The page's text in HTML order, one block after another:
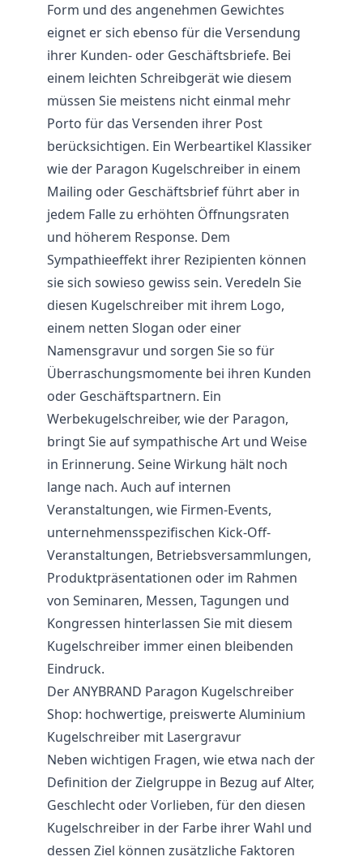
Form und des angenehmen Gewichtes
eignet er sich ebenso für die Versendung
ihrer Kunden- oder Geschäftsbriefe. Bei
einem leichten Schreibgerät wie diesem
müssen Sie meistens nicht einmal mehr
Porto für das Versenden ihrer Post
berücksichtigen. Ein Werbeartikel Klassiker
wie der Paragon Kugelschreiber in einem
Mailing oder Geschäftsbrief führt aber in
jedem Falle zu erhöhten Öffnungsraten
und höherem Response. Dem
Sympathieeffekt ihrer Rezipienten können
sie sich sowieso gewiss sein. Veredeln Sie
diesen Kugelschreiber mit ihrem Logo,
einem netten Slogan oder einer
Namensgravur und sorgen Sie so für
Überraschungsmomente bei ihren Kunden
oder Geschäftspartnern. Ein
Werbekugelschreiber, wie der Paragon,
bringt Sie auf sympathische Art und Weise
in Erinnerung. Seine Wirkung hält noch
lange nach. Auch auf internen
Veranstaltungen, wie Firmen-Events,
unternehmensspezifischen Kick-Off-
Veranstaltungen, Betriebsversammlungen,
Produktpräsentationen oder im Rahmen
von Seminaren, Messen, Tagungen und
Kongressen hinterlassen Sie mit diesem
Kugelschreiber immer einen bleibenden
Eindruck.
Der ANYBRAND Paragon Kugelschreiber
Shop: hochwertige, preiswerte Aluminium
Kugelschreiber mit Lasergravur
Neben wichtigen Fragen, wie etwa nach der
Definition der Zielgruppe in Bezug auf Alter,
Geschlecht oder Vorlieben, für den diesen
Kugelschreiber in der Farbe ihrer Wahl und
dessen Ziel können zusätzliche Faktoren